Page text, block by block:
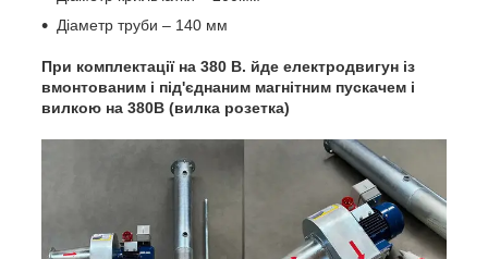
Діаметр труби – 140 мм
При комплектації на 380 В. йде електродвигун із
вмонтованим і під'єднаним магнітним пускачем і
вилкою на 380В (вилка розетка)